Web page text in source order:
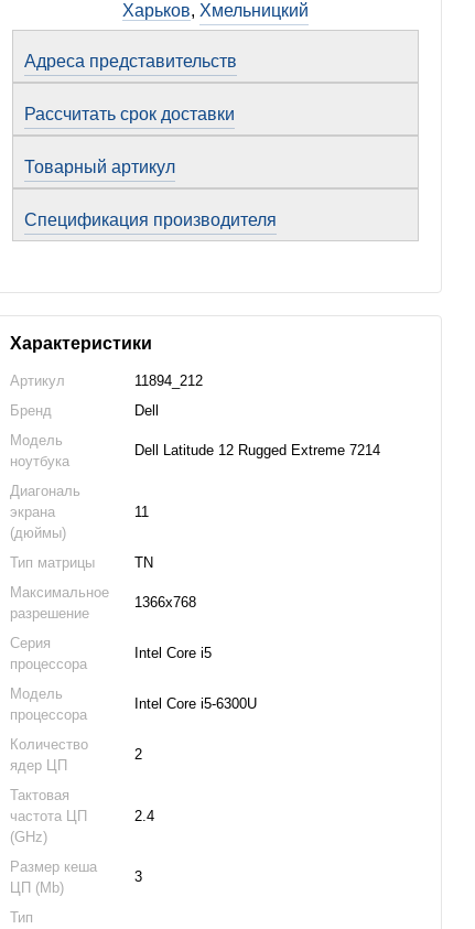
Харьков, Хмельницкий
Адреса представительств
Рассчитать срок доставки
Товарный артикул
Спецификация производителя
Характеристики
Артикул
11894_212
Бренд
Dell
Модель
ноутбука
Dell Latitude 12 Rugged Extreme 7214
Диагональ
экрана
(дюймы)
11
Тип матрицы
TN
Максимальное
разрешение
1366x768
Серия
процессора
Intel Core i5
Модель
процессора
Intel Core i5-6300U
Количество
ядер ЦП
2
Тактовая
частота ЦП
(GHz)
2.4
Размер кеша
ЦП (Mb)
3
Тип